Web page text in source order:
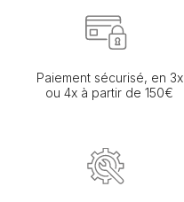
Paiement sécurisé, en 3x
ou 4x à partir de 150€